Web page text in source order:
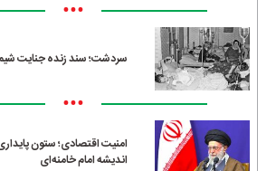
•••
سردشت؛ سند زنده جنایت
•••
امنیت اقتصادی؛ ستون
اندیشه امام خامنه‌ای